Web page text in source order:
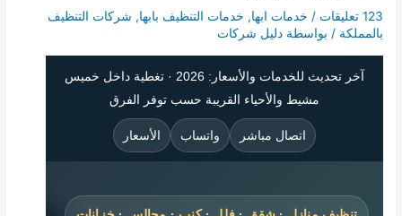
123 تعليقات / خدمات ابها, خدمات التنظيف بابها, شركات التنظيف
بالمملكة / بواسطة دليل شركات
آخر تحديث للخدمات والأسعار: 2026 · تغطية داخل خميس
مشيط والأحياء القريبة حسب توفر الفرق
اتصال مباشر واتساب الأسعار